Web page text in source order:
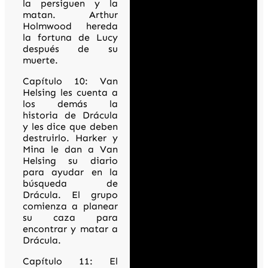
la persiguen y la
matan. Arthur
Holmwood hereda
la fortuna de Lucy
después de su
muerte.
Capítulo 10: Van
Helsing les cuenta a
los demás la
historia de Drácula
y les dice que deben
destruirlo. Harker y
Mina le dan a Van
Helsing su diario
para ayudar en la
búsqueda de
Drácula. El grupo
comienza a planear
su caza para
encontrar y matar a
Drácula.
Capítulo 11: El